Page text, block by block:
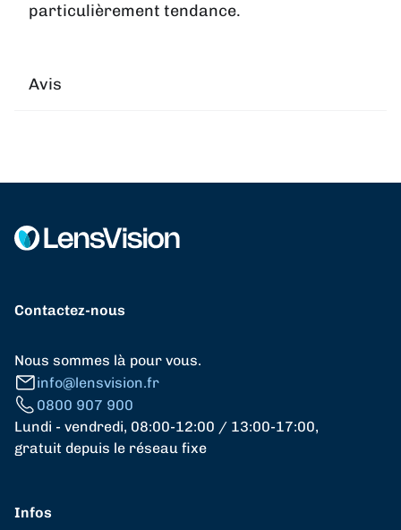
particulièrement tendance.
Avis
Contactez-nous
Nous sommes là pour vous.
info@lensvision.fr
0800 907 900
Lundi - vendredi, 08:00-12:00 / 13:00-17:00,
gratuit depuis le réseau fixe
Infos